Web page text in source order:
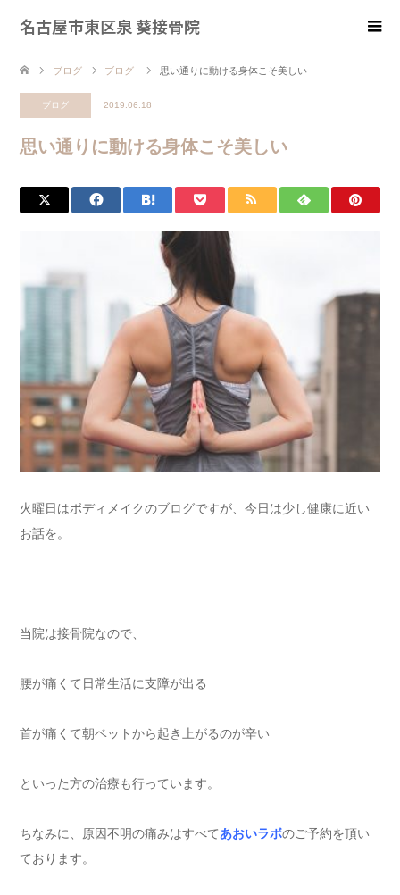
名古屋市東区泉 葵接骨院
ブログ ブログ 思い通りに動ける身体こそ美しい
ブログ 2019.06.18
思い通りに動ける身体こそ美しい
火曜日はボディメイクのブログですが、今日は少し健康に近い
お話を。
当院は接骨院なので、
腰が痛くて日常生活に支障が出る
首が痛くて朝ベットから起き上がるのが辛い
といった方の治療も行っています。
ちなみに、原因不明の痛みはすべてあおいラボのご予約を頂い
ております。